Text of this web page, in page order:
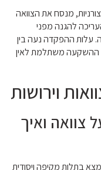
מנסח את הצוואה
להגנה מפני
עלות ההפקדה נעה בין
אך ההשקעה משתלמת לאין
וירושות
צוואה ואיך
בתלות מקיפה ויסודית